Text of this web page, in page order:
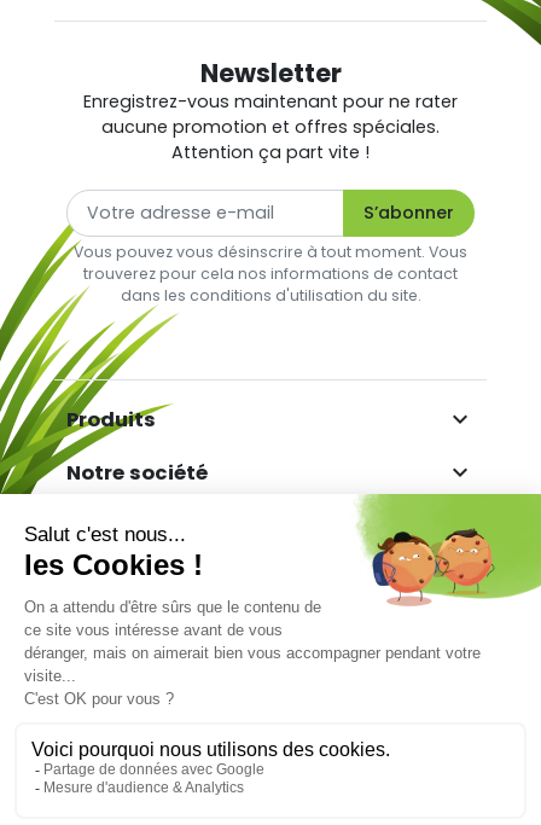
Newsletter
Enregistrez-vous maintenant pour ne rater
aucune promotion et offres spéciales.
Attention ça part vite !
Vous pouvez vous désinscrire à tout moment. Vous
trouverez pour cela nos informations de contact
dans les conditions d'utilisation du site.
Produits 
Notre société 
Votre compte 
Informations 
Marchand approuvé par la Société des Avis
Garantis,cliquez ici pour vérifier.
Facebook
Copyright© TGS - The Gazon Synthétique. Tous